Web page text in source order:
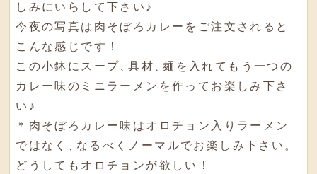
しみにいらして下さい♪
今夜の写真は肉そぼろカレーをご注文されると
こんな感じです！
この小鉢にスープ 、具材 、麺を入れてもう一つの
カレー味のミニラーメンを作ってお楽しみ下さ
い♪
＊肉そぼろカレー味はオロチョン入りラーメン
ではなく
、なるべくノーマルでお楽しみ下さい 。
どうしてもオロチョンが欲しい！